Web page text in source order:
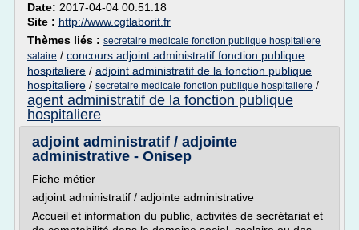
Date: 2017-04-04 00:51:18
Site : http://www.cgtlaborit.fr
Thèmes liés : secretaire medicale fonction publique hospitaliere
salaire / concours adjoint administratif fonction publique
hospitaliere / adjoint administratif de la fonction publique
hospitaliere / secretaire medicale fonction publique hospitaliere /
agent administratif de la fonction publique
hospitaliere
adjoint administratif / adjointe
administrative - Onisep
Fiche métier
adjoint administratif / adjointe administrative
Accueil et information du public, activités de secrétariat et